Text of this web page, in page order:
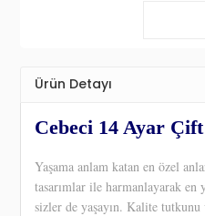
Ürün Detayı
Cebeci 14 Ayar
Yaşama anlam katan en özel
tasarımlar ile harmanlayarak
sizler de yaşayın. Kalite tutkunu